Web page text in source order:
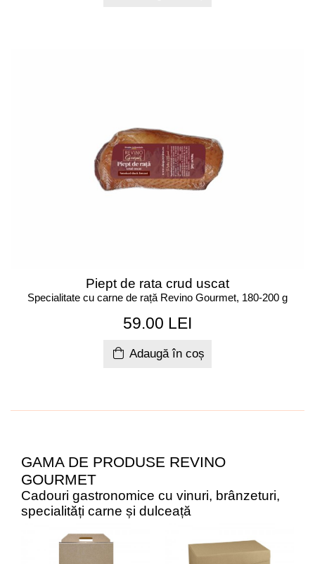
Piept de rata crud uscat
Specialitate cu carne de rață Revino Gourmet, 180-200 g
59.00 LEI
Adaugă în coș
GAMA DE PRODUSE REVINO
GOURMET
Cadouri gastronomice cu vinuri, brânzeturi,
specialități carne și dulceață